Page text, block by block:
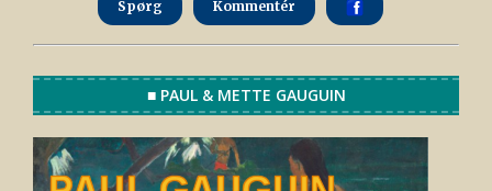
Spørg Kommentér
■ PAUL & METTE GAUGUIN